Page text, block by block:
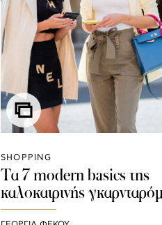
SHOPPING
Τα 7 modern basics της
καλοκαιρινής